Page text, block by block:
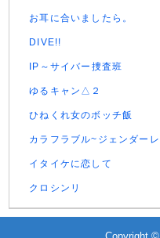
お耳に合いましたら。
DIVE!!
IP～サイバー捜査班
ゆるキャン△２
ひねくれ女のボッチ飯
カラフラブル~ジェンダー
イタイケに恋して
クロシンリ